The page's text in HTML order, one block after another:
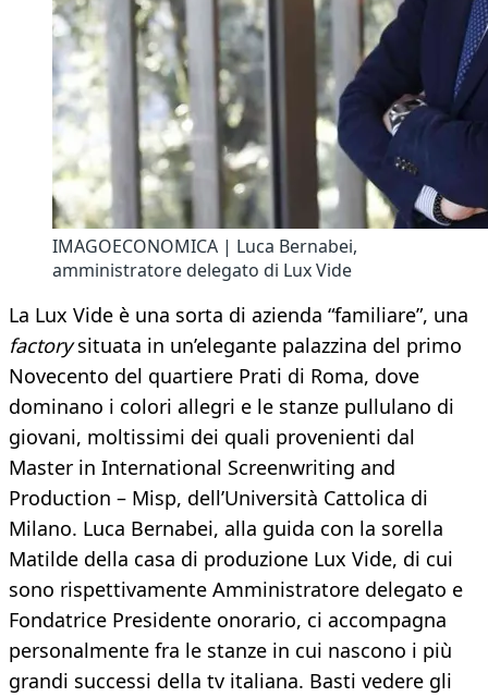
IMAGOECONOMICA | Luca Bernabei,
amministratore delegato di Lux Vide
La Lux Vide è una sorta di azienda “familiare”, una
factorysituata in un’elegante palazzina del primo
Novecento del quartiere Prati di Roma, dove
dominano i colori allegri e le stanze pullulano di
giovani, moltissimi dei quali provenienti dal
Master in International Screenwriting and
Production – Misp, dell’Università Cattolica di
Milano. Luca Bernabei, alla guida con la sorella
Matilde della casa di produzione Lux Vide, di cui
sono rispettivamente Amministratore delegato e
Fondatrice Presidente onorario, ci accompagna
personalmente fra le stanze in cui nascono i più
grandi successi della tv italiana. Basti vedere gli